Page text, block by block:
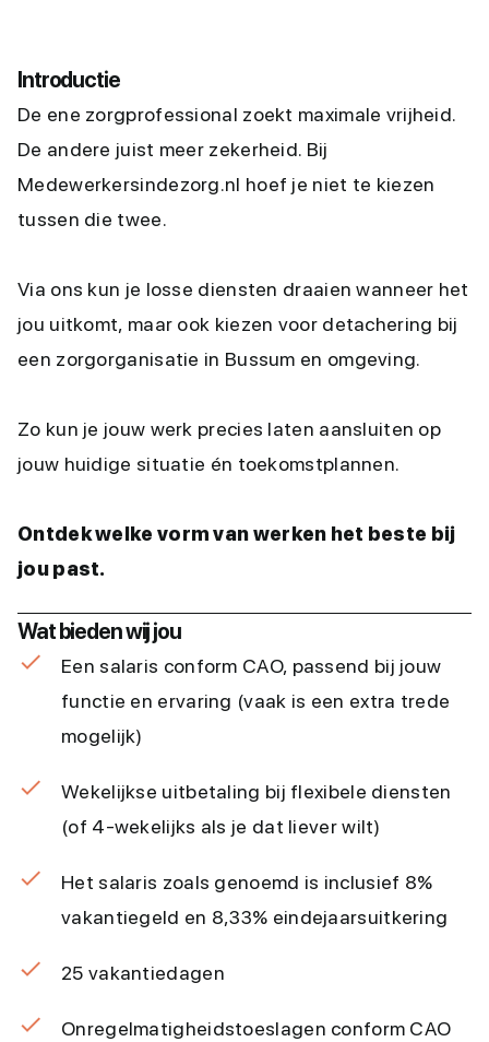
Introductie
De ene zorgprofessional zoekt maximale vrijheid.
De andere juist meer zekerheid. Bij
Medewerkersindezorg.nl hoef je niet te kiezen
tussen die twee.
Via ons kun je losse diensten draaien wanneer het
jou uitkomt, maar ook kiezen voor detachering bij
een zorgorganisatie in Bussum en omgeving.
Zo kun je jouw werk precies laten aansluiten op
jouw huidige situatie én toekomstplannen.
Ontdek welke vorm van werken het beste bij
jou past.
Wat bieden wij jou
Een salaris conform CAO, passend bij jouw
functie en ervaring (vaak is een extra trede
mogelijk)
Wekelijkse uitbetaling bij flexibele diensten
(of 4-wekelijks als je dat liever wilt)
Het salaris zoals genoemd is inclusief 8%
vakantiegeld en 8,33% eindejaarsuitkering
25 vakantiedagen
Onregelmatigheidstoeslagen conform CAO